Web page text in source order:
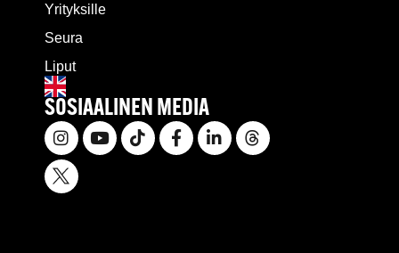
Yrityksille
Seura
Liput
SOSIAALINEN MEDIA